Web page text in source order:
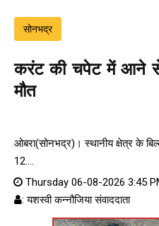
सोनभद्र
करंट की चपेट में आने से
मौत
ओबरा(सोनभद्र)। स्थानीय क्षेत्र के
12....
Thursday 06-08-2026 3:45
: यशस्वी कन्नौजिया संवाददाता